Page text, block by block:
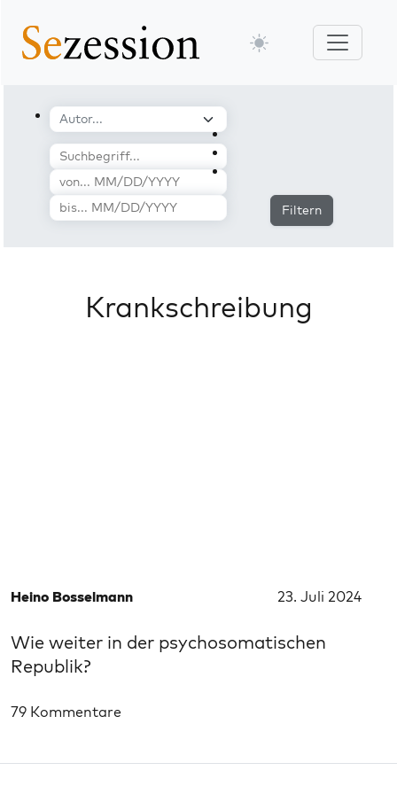
Filtern
Krankschreibung
Heino Bosselmann 23. Juli 2024
Wie weiter in der psychosomatischen
Republik?
79 Kommentare